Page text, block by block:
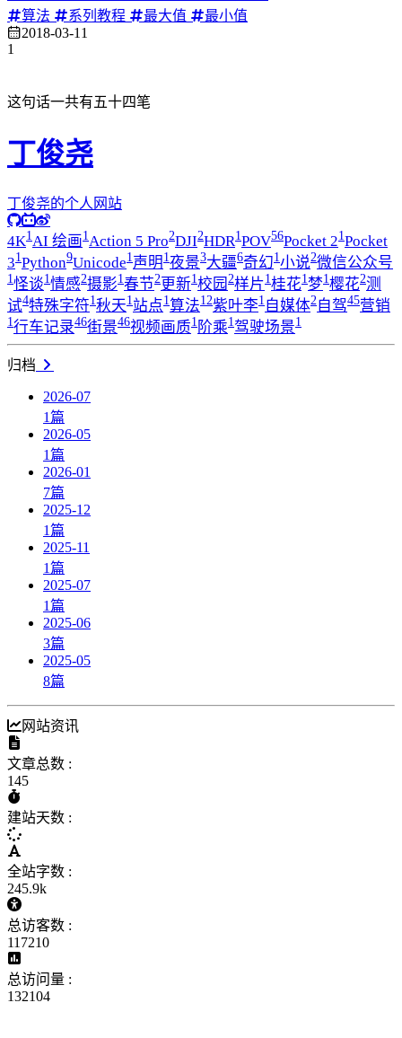
算法
系列教程 最大值
最小值
2018-03-11
1
这句话一共有五十四笔
丁俊尧
丁俊尧的个人网站
4K1AI 绘画1Action 5 Pro2DJI2HDR1POV56Pocket 21Pocket
31Python9Unicode1声明 1夜景3大疆6奇幻1小说2微信公众号
1怪谈1情感2摄影1春节2更新1校园 2样片1桂花1梦1樱花2测
试4特殊字符1秋天1站点1算法12紫叶李1 自媒体2自驾45营销
1行车记录46街景46视频画质1 阶乘1驾驶场景1
归档
2026-07
1篇
2026-05
1篇
2026-01
7篇
2025-12
1篇
2025-11
1篇
2025-07
1篇
2025-06
3篇
2025-05
8篇
网站资讯
文章总数 :
145
建站天数 :
全站字数 :
245.9k
总访客数 :
117210
总访问量 :
132104